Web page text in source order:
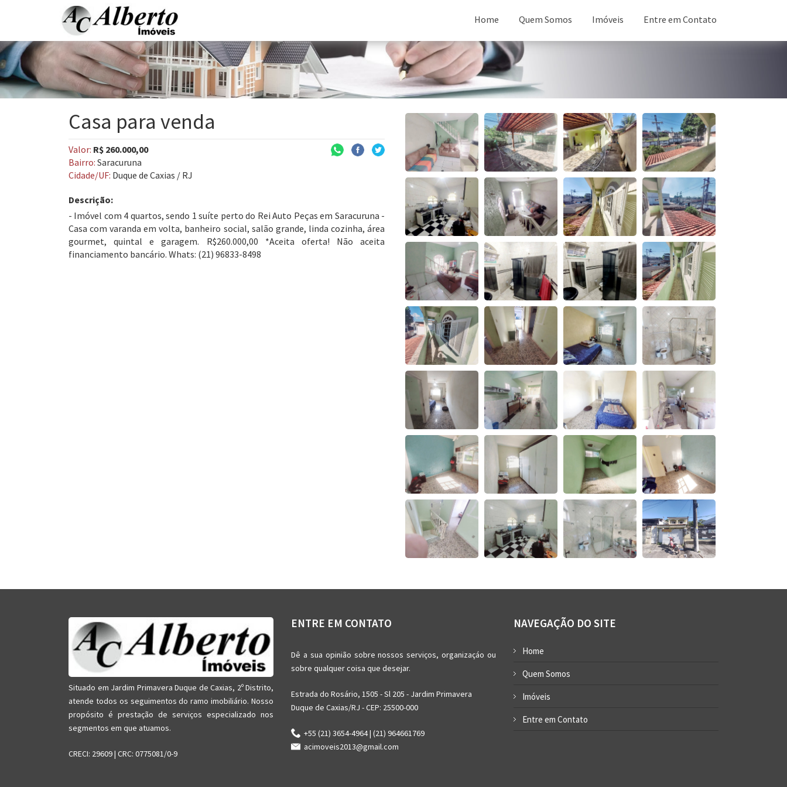
Home Quem Somos Imóveis Entre em Contato
Casa para venda
Valor: R$ 260.000,00
Bairro: Saracuruna
Cidade/UF: Duque de Caxias / RJ
Descrição:
- Imóvel com 4 quartos, sendo 1 suíte perto do Rei Auto Peças em Saracuruna -
Casa com varanda em volta, banheiro social, salão grande, linda cozinha, área
gourmet, quintal e garagem. R$260.000,00 *Aceita oferta! Não aceita
financiamento bancário. Whats: (21) 96833-8498
Situado em Jardim Primavera Duque de Caxias, 2º Distrito,
atende todos os seguimentos do ramo imobiliário. Nosso
propósito é prestação de serviços especializado nos
segmentos em que atuamos.
CRECI: 29609 | CRC: 0775081/0-9
ENTRE EM CONTATO
Dê a sua opinião sobre nossos serviços, organizaçáo ou
sobre qualquer coisa que desejar.
Estrada do Rosário, 1505 - Sl 205 - Jardim Primavera
Duque de Caxias/RJ - CEP: 25500-000
+55 (21) 3654-4964 | (21) 964661769
acimoveis2013@gmail.com
NAVEGAÇÃO DO SITE
Home
Quem Somos
Imóveis
Entre em Contato